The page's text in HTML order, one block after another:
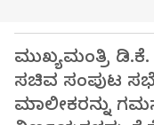
ಮುಖ್ಯಮಂತ್ರಿ
ಸಚಿವ ಸಂಪುಟ
ಮಾಲೀಕರನ್ನು